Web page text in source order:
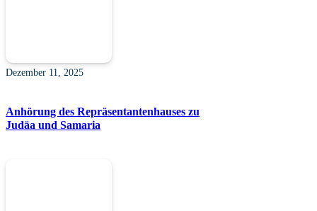
Dezember 11, 2025
Anhörung des Repräsentantenhauses zu
Judäa und Samaria